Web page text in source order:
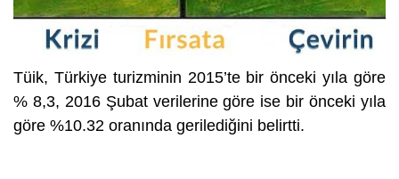
Tüik, Türkiye turizminin 2015’te bir önceki yıla göre
% 8,3, 2016 Şubat verilerine göre ise bir önceki yıla
göre %10.32 oranında gerilediğini belirtti.